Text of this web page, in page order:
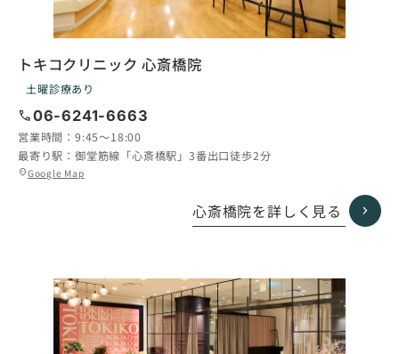
トキコクリニック 心斎橋院
土曜診療あり
call06-6241-6663
営業時間： 9:45〜18:00
最寄り駅： 御堂筋線「心斎橋駅」3番出口徒歩2分
location_onGoogle Map
グ
心斎橋院を詳しく見る